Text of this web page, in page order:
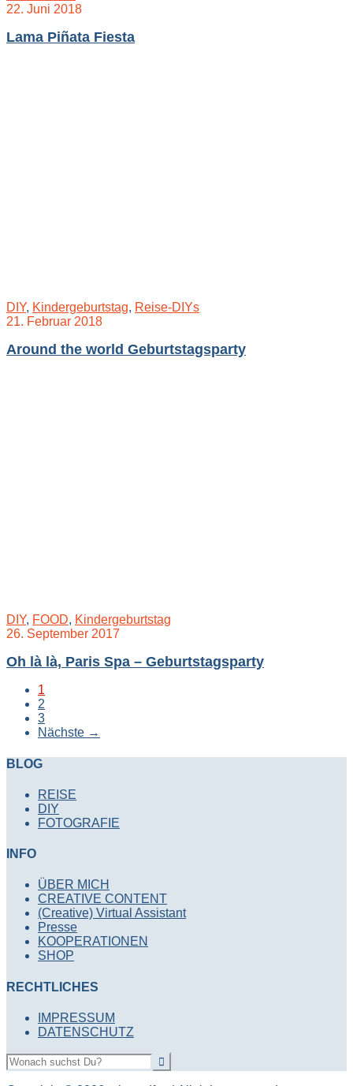
22. Juni 2018
Lama Piñata Fiesta
DIY, Kindergeburtstag, Reise-DIYs
21. Februar 2018
Around the world Geburtstagsparty
DIY, FOOD, Kindergeburtstag
26. September 2017
Oh là là, Paris Spa – Geburtstagsparty
1
2
3
Nächste →
BLOG
REISE
DIY
FOTOGRAFIE
INFO
ÜBER MICH
CREATIVE CONTENT
(Creative) Virtual Assistant
Presse
KOOPERATIONEN
SHOP
RECHTLICHES
IMPRESSUM
DATENSCHUTZ